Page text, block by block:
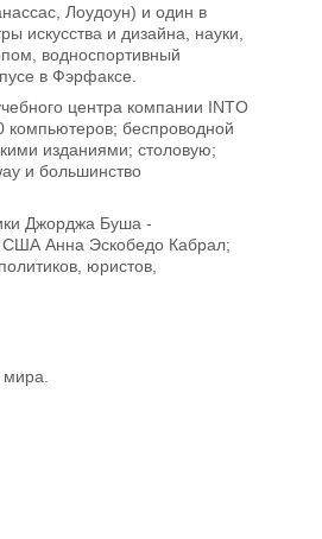
Лоудоун) и один в
искусства и дизайна, науки,
водноспортивный
в Фэрфаксе.
центра компании INTO
беспроводной
изданиями; столовую;
и большинство
Джорджа Буша -
США Анна Эскобедо Кабрал;
юристов,